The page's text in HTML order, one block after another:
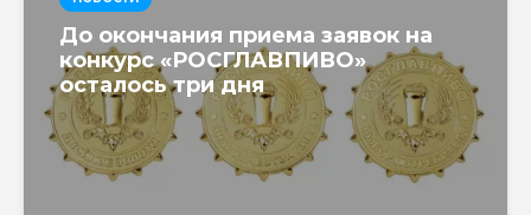
До окончания приема заявок на
конкурс «РОСГЛАВПИВО»
осталось три дня